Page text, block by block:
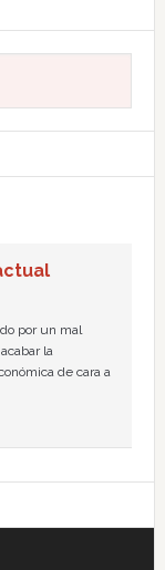
por un mal
la
de cara a